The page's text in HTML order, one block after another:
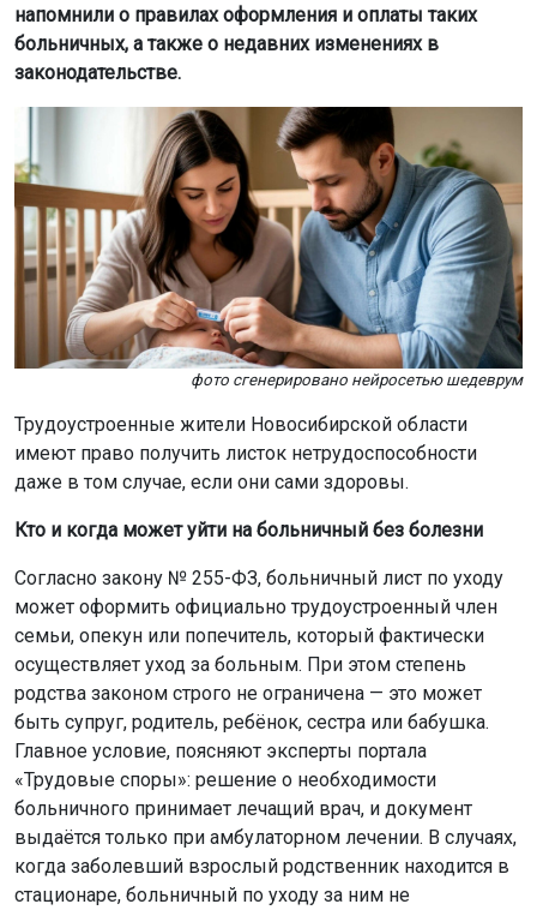
напомнили о правилах оформления и оплаты таких
больничных, а также о недавних изменениях в
законодательстве.
фото сгенерировано нейросетью шедеврум
Трудоустроенные жители Новосибирской области
имеют право получить листок нетрудоспособности
даже в том случае, если они сами здоровы.
Кто и когда может уйти на больничный без болезни
Согласно закону № 255-ФЗ, больничный лист по уходу
может оформить официально трудоустроенный член
семьи, опекун или попечитель, который фактически
осуществляет уход за больным. При этом степень
родства законом строго не ограничена — это может
быть супруг, родитель, ребёнок, сестра или бабушка.
Главное условие, поясняют эксперты портала
«Трудовые споры»: решение о необходимости
больничного принимает лечащий врач, и документ
выдаётся только при амбулаторном лечении. В случаях,
когда заболевший взрослый родственник находится в
стационаре, больничный по уходу за ним не